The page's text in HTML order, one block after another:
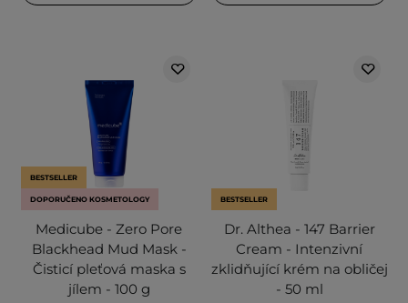
BESTSELLER
DOPORUČENO KOSMETOLOGY
Medicube - Zero Pore
Blackhead Mud Mask -
Čisticí pleťová maska s
jílem - 100 g
BESTSELLER
Dr. Althea - 147 Barrier
Cream - Intenzivní
zklidňující krém na obličej
- 50 ml